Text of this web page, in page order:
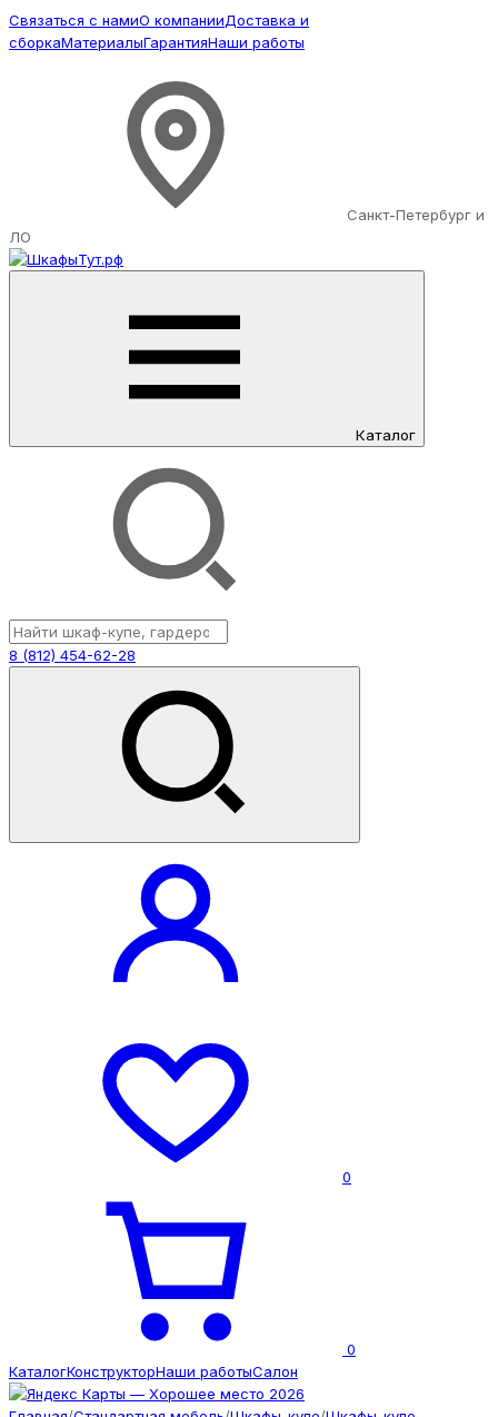
Связаться с намиО компанииДоставка и
сборкаМатериалыГарантияНаши работы
Санкт-Петербург и
ЛО
Каталог
8 (812) 454-62-28
0
0
КаталогКонструкторНаши работыСалон